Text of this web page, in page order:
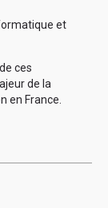
et
ces
de la
en France.